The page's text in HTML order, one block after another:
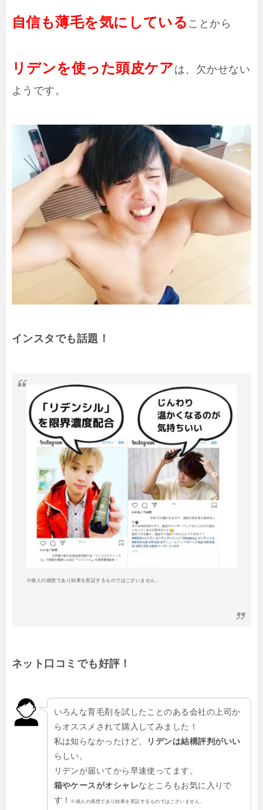
自信も薄毛を気にしている ことから
リデンを使った頭皮ケアは、欠かせない
ようです。
インスタでも話題！
※個人の感想であり効果を実証するものではございません。
ネット口コミでも好評！
いろんな育毛剤を試したことのある会社の上司か
らオススメされて購入してみました！
私は知らなかったけど、
リデンは結構評判がいい
らしい。
リデンが届いてから早速使ってます。
箱やケースがオシャレなところもお気に入りで
す！
※個人の感想であり効果を実証するものではございません。